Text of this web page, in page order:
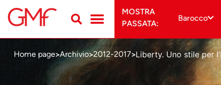
MOSTRA
PASSATA:
Barocco
Home page>Archivio>2012-2017>Liberty. Uno stile per